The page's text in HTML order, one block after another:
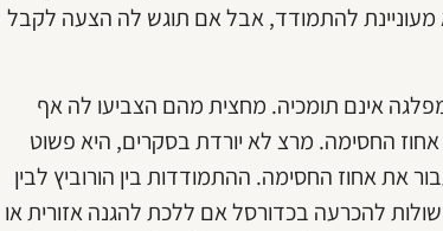
מעוניינת להתמודד, אבל אם תוגש לה הצעה לקבל
הוא הבעיה שלה ב־2022: בוחרי המפלגה אינם תומכיה. מחצית מהם הצביעו לה אף
החסימה. מרצ לא יורדת בסקרים, היא פשוט
את אחוז החסימה. ההתמודדות בין הורוביץ לבין
להכרעה בכדורסל אם ללכת להגנה אזורית או